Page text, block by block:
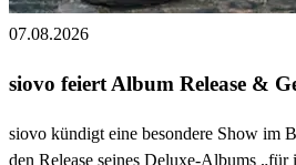
07.08.2026
siovo feiert Album Release &
siovo kündigt eine besondere Show im
den Release seines Deluxe-Albums